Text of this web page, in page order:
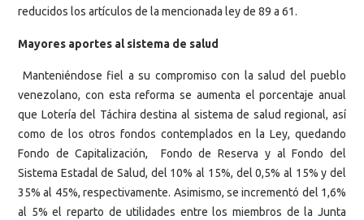
reducidos los artículos de la mencionada ley de 89 a 61.
Mayores aportes al sistema de salud
Manteniéndose fiel a su compromiso con la salud del pueblo
venezolano, con esta reforma se aumenta el porcentaje anual
que Lotería del Táchira destina al sistema de salud regional, así
como de los otros fondos contemplados en la Ley, quedando
Fondo de Capitalización, Fondo de Reserva y al Fondo del
Sistema Estadal de Salud, del 10% al 15%, del 0,5% al 15% y del
35% al 45%, respectivamente. Asimismo, se incrementó del 1,6%
al 5% el reparto de utilidades entre los miembros de la Junta